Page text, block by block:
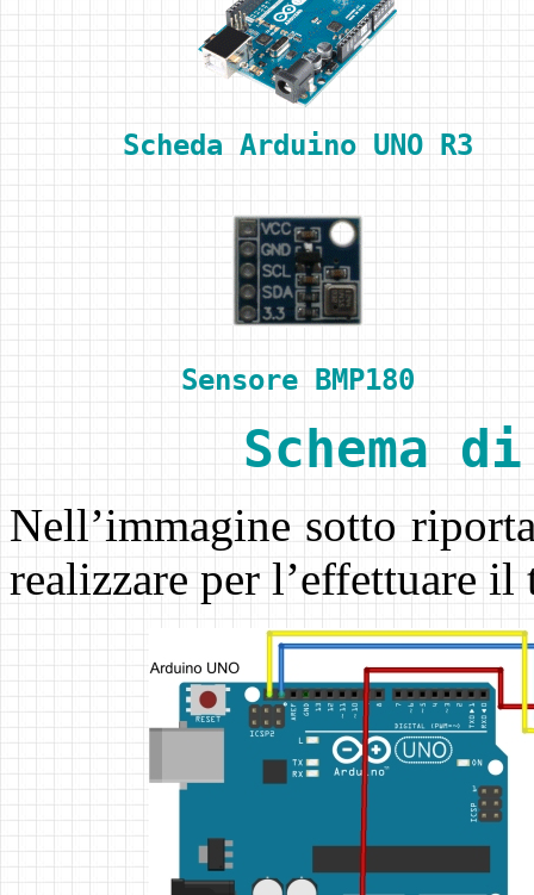
Scheda Arduino UNO R3
Sensore BMP180
Schema
Nell’immagine sotto
realizzare per l’effettuare il